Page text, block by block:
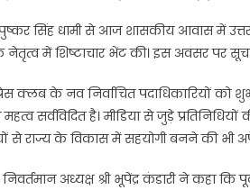
पुष्कर सिंह धामी से आज शासकीय आवास में
में शिष्टाचार भेंट की। इस अवसर पर
क्लब के नव निर्वाचित पदाधिकारियों
महत्व सर्वविदित है। मीडिया से जुड़े
से राज्य के विकास में सहयोगी बनने की भी
अध्यक्ष श्री भूपेंद्र कंडारी ने कहा कि